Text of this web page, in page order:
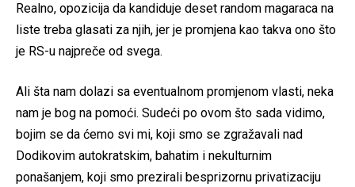
Realno, opozicija da kandiduje deset random magaraca na
liste treba glasati za njih, jer je promjena kao takva ono što
je RS-u najpreče od svega.
Ali šta nam dolazi sa eventualnom promjenom vlasti, neka
nam je bog na pomoći. Sudeći po ovom što sada vidimo,
bojim se da ćemo svi mi, koji smo se zgražavali nad
Dodikovim autokratskim, bahatim i nekulturnim
ponašanjem, koji smo prezirali besprizornu privatizaciju